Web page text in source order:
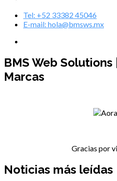
Tel: +52 33382 45046
E-mail: hola@bmsws.mx
BMS Web
Marcas
Gracias por
Noticias más leídas